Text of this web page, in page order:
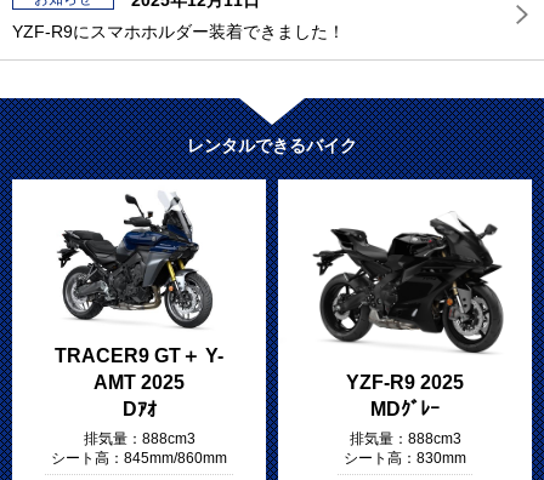
YZF-R9にスマホホルダー装着できました！
レンタルできるバイク
TRACER9 GT＋ Y-
AMT 2025
Dｱｵ
排気量： 888cm3
シート高： 845mm/860mm
YZF-R9 2025
MDｸﾞﾚｰ
排気量： 888cm3
シート高： 830mm